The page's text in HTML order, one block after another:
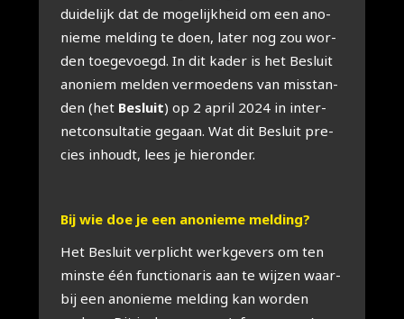
dui­de­lijk dat de moge­lijk­heid om een ano­
nie­me mel­ding te doen, later nog zou wor­
den toe­ge­voegd. In dit kader is het Besluit
ano­niem mel­den ver­moe­dens van mis­stan­
den (het Besluit) op 2 april 2024 in inter­
net­con­sul­ta­tie gegaan. Wat dit Besluit pre­
cies inhoudt, lees je hier­on­der.
Bij wie doe je een ano­nie­me mel­ding?
Het Besluit ver­plicht werk­ge­vers om ten
min­ste één func­ti­o­na­ris aan te wij­zen waar­
bij een ano­nie­me mel­ding kan wor­den